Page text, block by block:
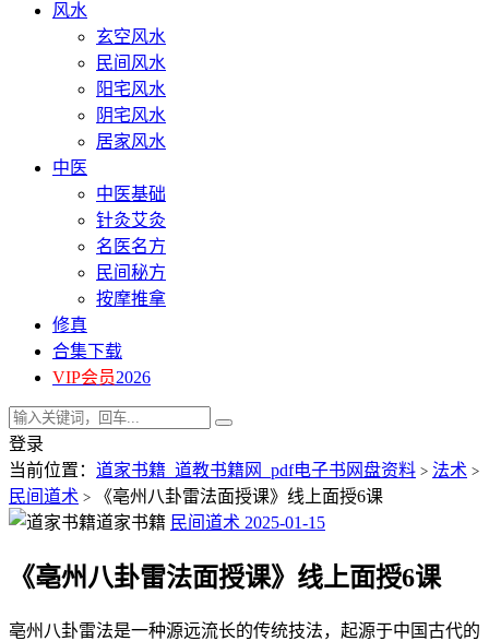
风水
玄空风水
民间风水
阳宅风水
阴宅风水
居家风水
中医
中医基础
针灸艾灸
名医名方
民间秘方
按摩推拿
修真
合集下载
VIP会员2026
登录
当前位置： 道家书籍_道教书籍网_pdf电子书网盘资料 > 法术 >
民间道术 > 《亳州八卦雷法面授课》线上面授6课
道家书籍 民间道术 2025-01-15
《亳州八卦雷法面授课》线上面授6课
亳州八卦雷法是一种源远流长的传统技法，起源于中国古代的